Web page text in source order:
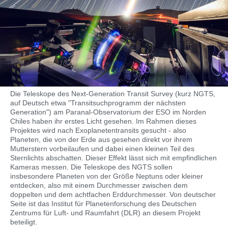
Die Teleskope des Next-Generation Transit Survey (kurz NGTS,
auf Deutsch etwa "Transitsuchprogramm der nächsten
Generation") am Paranal-Observatorium der ESO im Norden
Chiles haben ihr erstes Licht gesehen. Im Rahmen dieses
Projektes wird nach Exoplanetentransits gesucht - also
Planeten, die von der Erde aus gesehen direkt vor ihrem
Mutterstern vorbeilaufen und dabei einen kleinen Teil des
Sternlichts abschatten. Dieser Effekt lässt sich mit empfindlichen
Kameras messen. Die Teleskope des NGTS sollen
insbesondere Planeten von der Größe Neptuns oder kleiner
entdecken, also mit einem Durchmesser zwischen dem
doppelten und dem achtfachen Erddurchmesser. Von deutscher
Seite ist das Institut für Planetenforschung des Deutschen
Zentrums für Luft- und Raumfahrt (DLR) an diesem Projekt
beteiligt.